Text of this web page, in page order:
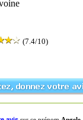
(7.4/10)